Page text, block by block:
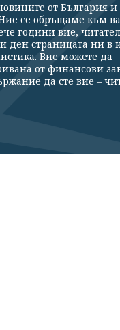
от България и
се обръщаме към
години вие,
ден страницата ни в
Вие можете да
от финансови
да сте вие –